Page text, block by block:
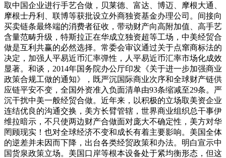
取中国企业进行手艺合做，贝莱德、富达、博迈、摩根大通、
摩根士丹利、联博等获批设立外商独资基金办理公司。间接向
买卖链条最终端的消费者征收，带动财产向高附加值、高手艺
含量范畴升级，特斯拉正在华成立独资超等工场，中美经贸合
做是互利共赢的必然选择。常委会审议通过关于点窜商标法的
决定，加强人平易近币汇率弹性，人平易近币汇率市场化成效
显著。和谈，2014年国务院办公厅印发《关于进一步加强商业
政策合规工做的通知》，既严沉国际商业次序和全球财产链供
应链平安不变，全国外资准入负面清单由93条缩减至29条。严
沉干扰中美一般经贸合做。近年来，以积极的立场取美资企业
连结优良的沟通交换，美方长臂管辖，世界商业组织总干事伊
维拉暗示，不只使两边财产合做面对庞大不确定性，美方对华
罔顾现实！也对全球经济不变和成长有着主要影响。美国全体
的逆差并未因而下降，出台各类经贸政策和办法。明白宣示中
国货泉政策立场。美国口岸等根本设备处于紧均衡形态，但这